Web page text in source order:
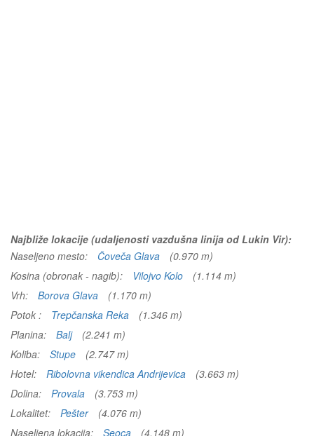
Najbliže lokacije (udaljenosti vazdušna linija od Lukin Vir):
Naseljeno mesto:
Čoveča Glava
(0.970 m)
Kosina (obronak - nagib):
Vilojvo Kolo
(1.114 m)
Vrh:
Borova Glava
(1.170 m)
Potok :
Trepčanska Reka
(1.346 m)
Planina:
Balj
(2.241 m)
Koliba:
Stupe
(2.747 m)
Hotel:
Ribolovna vikendica Andrijevica
(3.663 m)
Dolina:
Provala
(3.753 m)
Lokalitet:
Pešter
(4.076 m)
Naseljena lokacija:
Seoca (4.148 m)